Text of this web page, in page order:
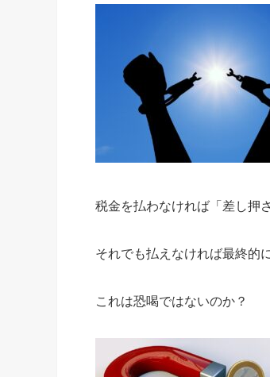
税金を払わなければ「差し押
それでも払えなければ最終的
これは恐喝ではないのか？